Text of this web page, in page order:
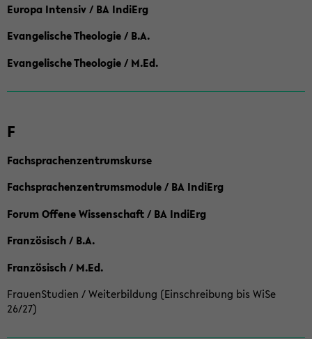
Europa Intensiv / BA IndiErg
Evangelische Theologie / B.A.
Evangelische Theologie / M.Ed.
F
Fachsprachenzentrumskurse
Fachsprachenzentrumsmodule / BA IndiErg
Forum Offene Wissenschaft / BA IndiErg
Französisch / B.A.
Französisch / M.Ed.
FrauenStudien / Weiterbildung (Einschreibung bis WiSe
26/27)